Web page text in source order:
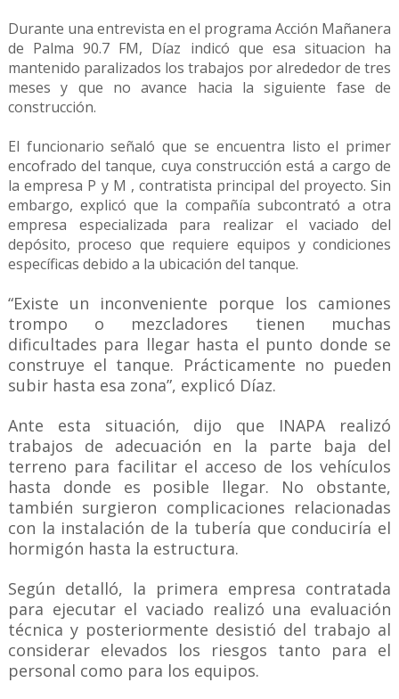
Durante una entrevista en el programa Acción Mañanera
de Palma 90.7 FM, Díaz indicó que esa situacion ha
mantenido paralizados los trabajos por alrededor de tres
meses y que no avance hacia la siguiente fase de
construcción.
El funcionario señaló que se encuentra listo el primer
encofrado del tanque, cuya construcción está a cargo de
la empresa P y M , contratista principal del proyecto. Sin
embargo, explicó que la compañía subcontrató a otra
empresa especializada para realizar el vaciado del
depósito, proceso que requiere equipos y condiciones
específicas debido a la ubicación del tanque.
“Existe un inconveniente porque los camiones
trompo o mezcladores tienen muchas
dificultades para llegar hasta el punto donde se
construye el tanque. Prácticamente no pueden
subir hasta esa zona”, explicó Díaz.
Ante esta situación, dijo que INAPA realizó
trabajos de adecuación en la parte baja del
terreno para facilitar el acceso de los vehículos
hasta donde es posible llegar. No obstante,
también surgieron complicaciones relacionadas
con la instalación de la tubería que conduciría el
hormigón hasta la estructura.
Según detalló, la primera empresa contratada
para ejecutar el vaciado realizó una evaluación
técnica y posteriormente desistió del trabajo al
considerar elevados los riesgos tanto para el
personal como para los equipos.